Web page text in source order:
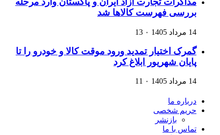
بررسی فهرست کالاها شد
14 مرداد 1405 ۰ 13
گمرک اختیار تمدید ورود موقت کالا و خودرو را تا
پایان شهریور ابلاغ کرد
14 مرداد 1405 ۰ 11
درباره ما
حریم شخصی
بازنشر
تماس با ما